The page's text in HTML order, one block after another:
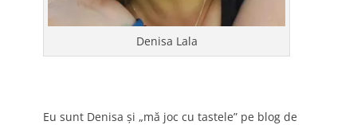
Denisa Lala
Eu sunt Denisa și „mă joc cu tastele” pe blog de